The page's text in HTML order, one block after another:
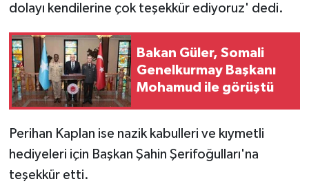
dolayı kendilerine çok teşekkür ediyoruz' dedi.
Bakan Güler, Somali
Genelkurmay Başkanı
Mohamud ile görüştü
Perihan Kaplan ise nazik kabulleri ve kıymetli
hediyeleri için Başkan Şahin Şerifoğulları'na
teşekkür etti.